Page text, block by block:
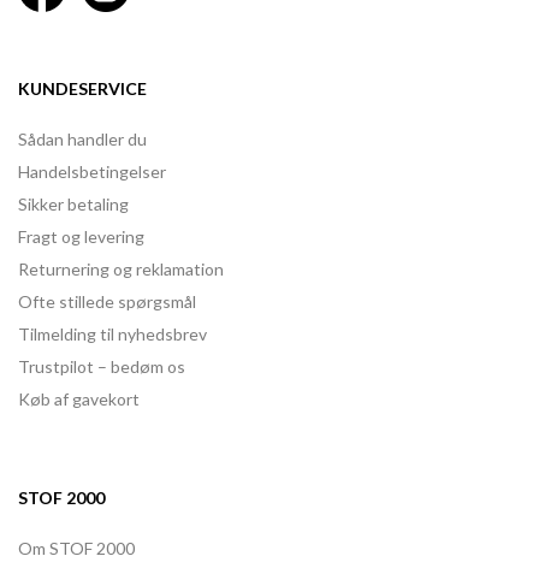
KUNDESERVICE
Sådan handler du
Handelsbetingelser
Sikker betaling
Fragt og levering
Returnering og reklamation
Ofte stillede spørgsmål
Tilmelding til nyhedsbrev
Trustpilot – bedøm os
Køb af gavekort
STOF 2000
Om STOF 2000